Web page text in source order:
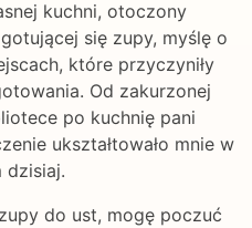
kuchni, otoczony
się zupy, myślę o
które przyczyniły
Od zakurzonej
po kuchnię pani
ukształtowało mnie w
dzisiaj.
do ust, mogę poczuć